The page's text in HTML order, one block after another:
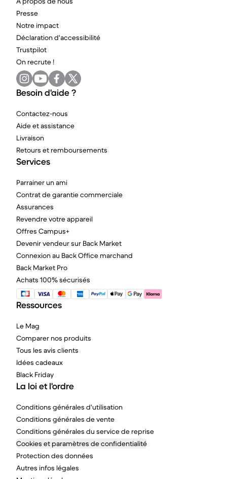
Presse
Notre impact
Déclaration d'accessibilité
Trustpilot
On recrute !
Besoin d'aide ?
Contactez-nous
Aide et assistance
Livraison
Retours et remboursements
Services
Parrainer un ami
Contrat de garantie commerciale
Assurances
Revendre votre appareil
Offres Campus+
Devenir vendeur sur Back Market
Connexion au Back Office marchand
Back Market Pro
Achats 100% sécurisés
Ressources
Le Mag
Comparer nos produits
Tous les avis clients
Idées cadeaux
Black Friday
La loi et l'ordre
Conditions générales d'utilisation
Conditions générales de vente
Conditions générales du service de reprise
Cookies et paramètres de confidentialité
Protection des données
Autres infos légales